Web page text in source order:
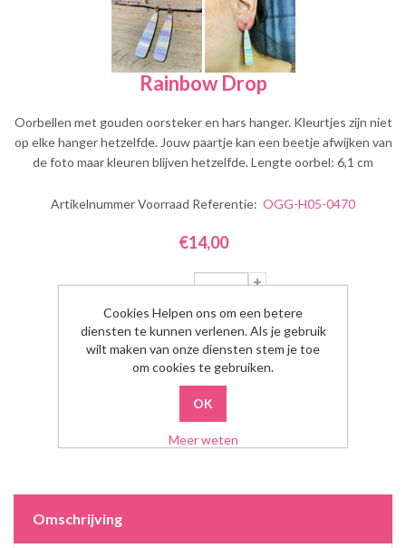
Rainbow Drop
Oorbellen met gouden oorsteker en hars hanger. Kleurtjes zijn niet
op elke hanger hetzelfde. Jouw paartje kan een beetje afwijken van
de foto maar kleuren blijven hetzelfde. Lengte oorbel: 6,1 cm
Artikelnummer Voorraad Referentie: OGG-H05-0470
€14,00
Aantal:
Omschrijving
Cookies Helpen ons om een betere
diensten te kunnen verlenen. Als je gebruik
wilt maken van onze diensten stem je toe
om cookies te gebruiken.
Meer weten